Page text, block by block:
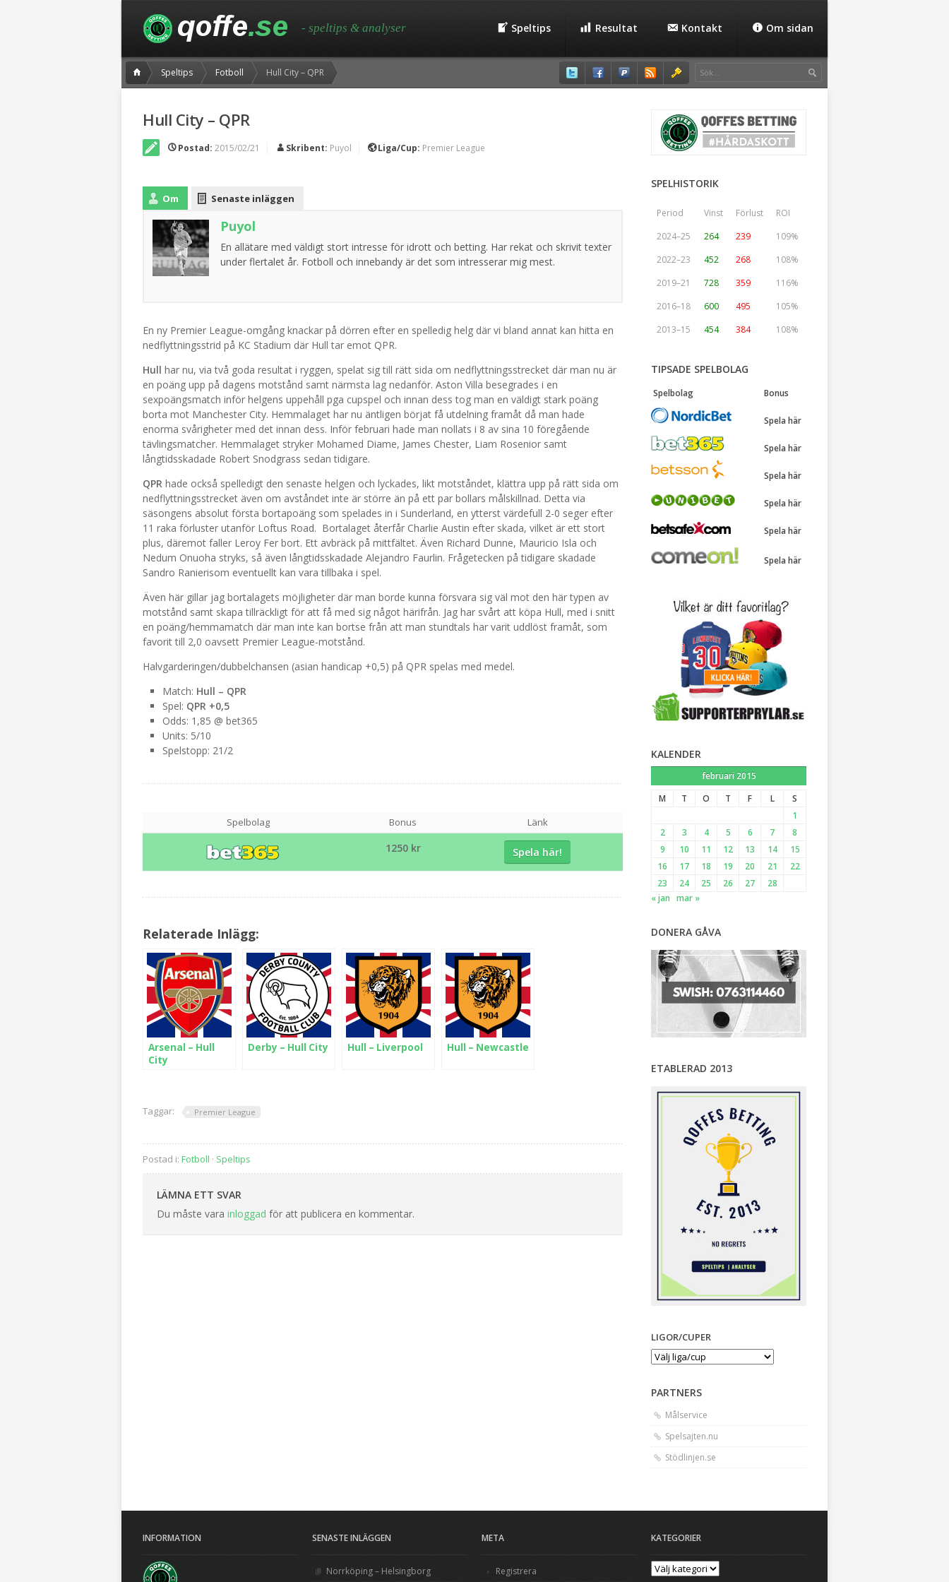
- speltips & analyser Speltips Resultat Kontakt Om sidan
Speltips Fotboll Hull City – QPR
Hull City – QPR
Postad: 2015/02/21 Skribent: Puyol Liga/Cup: Premier League
Om Senaste inläggen
Puyol
En allätare med väldigt stort intresse för idrott och betting. Har rekat och skrivit texter
under flertalet år. Fotboll och innebandy är det som intresserar mig mest.
En ny Premier League-omgång knackar på dörren efter en spelledig helg där vi bland annat kan hitta en
nedflyttningsstrid på KC Stadium där Hull tar emot QPR.
Hull har nu, via två goda resultat i ryggen, spelat sig till rätt sida om nedflyttningsstrecket där man nu är
en poäng upp på dagens motstånd samt närmsta lag nedanför. Aston Villa besegrades i en
sexpoängsmatch inför helgens uppehåll pga cupspel och innan dess tog man en väldigt stark poäng
borta mot Manchester City. Hemmalaget har nu äntligen börjat få utdelning framåt då man hade
enorma svårigheter med det innan dess. Inför februari hade man nollats i 8 av sina 10 föregående
tävlingsmatcher. Hemmalaget stryker Mohamed Diame, James Chester, Liam Rosenior samt
långtidsskadade Robert Snodgrass sedan tidigare.
QPR hade också spelledigt den senaste helgen och lyckades, likt motståndet, klättra upp på rätt sida om
nedflyttningsstrecket även om avståndet inte är större än på ett par bollars målskillnad. Detta via
säsongens absolut första bortapoäng som spelades in i Sunderland, en ytterst värdefull 2-0 seger efter
11 raka förluster utanför Loftus Road. Bortalaget återfår Charlie Austin efter skada, vilket är ett stort
plus, däremot faller Leroy Fer bort. Ett avbräck på mittfältet. Även Richard Dunne, Mauricio Isla och
Nedum Onuoha stryks, så även långtidsskadade Alejandro Faurlin. Frågetecken på tidigare skadade
Sandro Ranierisom eventuellt kan vara tillbaka i spel.
Även här gillar jag bortalagets möjligheter där man borde kunna försvara sig väl mot den här typen av
motstånd samt skapa tillräckligt för att få med sig något härifrån. Jag har svårt att köpa Hull, med i snitt
en poäng/hemmamatch där man inte kan bortse från att man stundtals har varit uddlöst framåt, som
favorit till 2,0 oavsett Premier League-motstånd.
Halvgarderingen/dubbelchansen (asian handicap +0,5) på QPR spelas med medel.
Match: Hull – QPR
Spel: QPR +0,5
Odds: 1,85 @ bet365
Units: 5/10
Spelstopp: 21/2
Spelbolag Bonus Länk
1250 kr Spela här!
Relaterade Inlägg:
Arsenal – Hull
City
Derby – Hull City Hull – Liverpool Hull – Newcastle
Taggar: Premier League
Postad i: Fotboll · Speltips
LÄMNA ETT SVAR
Du måste vara inloggad för att publicera en kommentar.
SPELHISTORIK
Period Vinst Förlust
ROI
2024–25
264 239
109%
2022–23
452 268
108%
2019–21
728 359
116%
2016–18
600 495
105%
2013–15
454 384 108%
TIPSADE SPELBOLAG
Spelbolag Bonus
Spela här
Spela här
Spela här
Spela här
Spela här
Spela här
KALENDER
februari 2015
M
T O T F L
S
1
2
3 4 5 6 7
8
9
10 11 12 13 14
15
16
17 18 19 20 21
22
23
24 25 26 27
28
« jan mar »
DONERA GÅVA
ETABLERAD 2013
LIGOR/CUPER
PARTNERS
Målservice
Spelsajten.nu
Stödlinjen.se
INFORMATION SENASTE INLÄGGEN
Norrköping – Helsingborg
META
Registrera
KATEGORIER